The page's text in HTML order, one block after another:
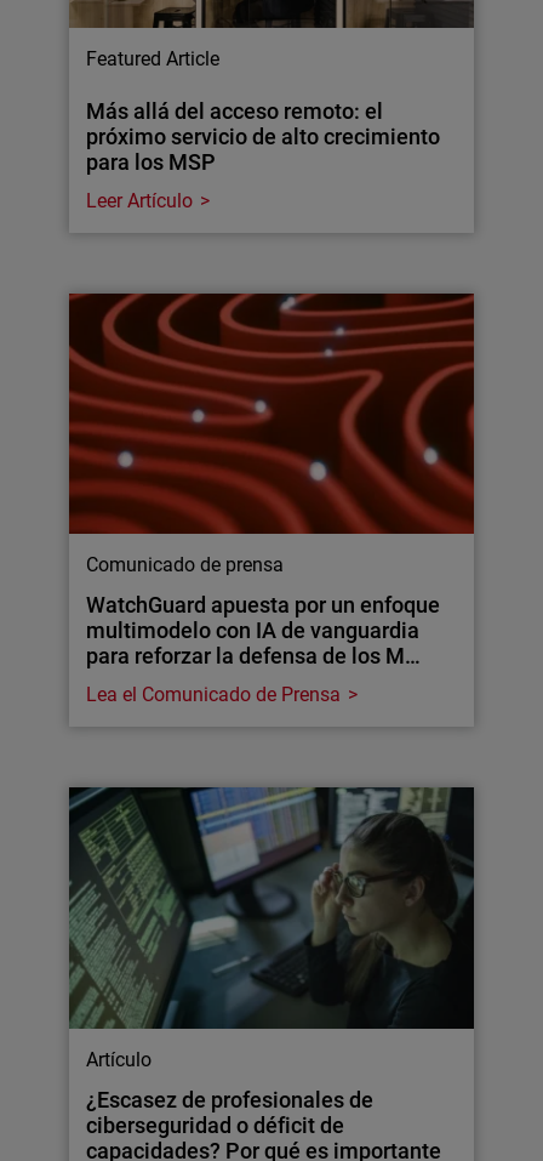
Featured Article
Más allá del acceso remoto: el
próximo servicio de alto crecimiento
para los MSP
Leer Artículo
Comunicado de prensa
WatchGuard apuesta por un enfoque
multimodelo con IA de vanguardia
para reforzar la defensa de los M…
Lea el Comunicado de Prensa
Artículo
¿Escasez de profesionales de
ciberseguridad o déficit de
capacidades? Por qué es importante